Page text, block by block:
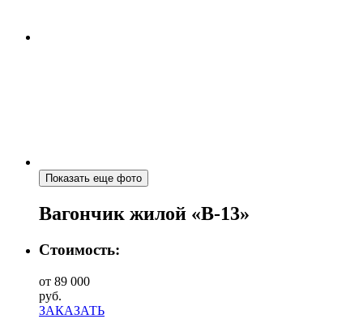
Показать еще фото
Вагончик жилой «В-13»
Стоимость:
от 89 000
руб.
ЗАКАЗАТЬ